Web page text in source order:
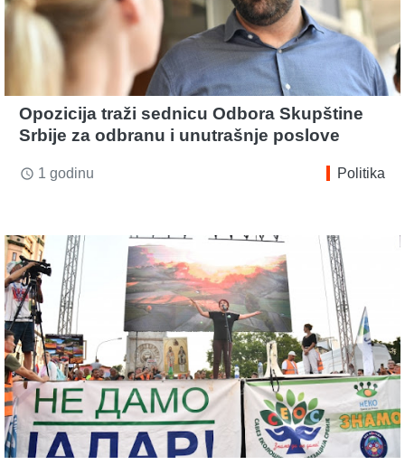
Opozicija traži sednicu Odbora Skupštine
Srbije za odbranu i unutrašnje poslove
access_time 1 godinu Politika